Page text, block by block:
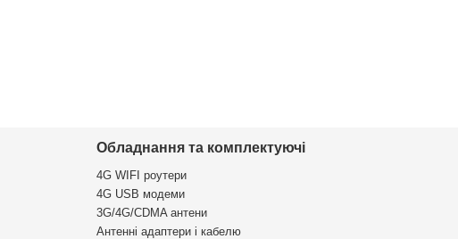
Обладнання та комплектуючі
4G WIFI роутери
4G USB модеми
3G/4G/CDMA антени
Антенні адаптери і кабелю